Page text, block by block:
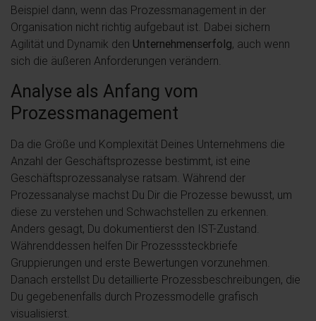
Beispiel dann, wenn das Prozessmanagement in der
Organisation nicht richtig aufgebaut ist. Dabei sichern
Agilität und Dynamik den Unternehmenserfolg, auch wenn
sich die äußeren Anforderungen verändern.
Analyse als Anfang vom
Prozessmanagement
Da die Größe und Komplexität Deines Unternehmens die
Anzahl der Geschäftsprozesse bestimmt, ist eine
Geschäftsprozessanalyse ratsam. Während der
Prozessanalyse machst Du Dir die Prozesse bewusst, um
diese zu verstehen und Schwachstellen zu erkennen.
Anders gesagt, Du dokumentierst den IST-Zustand.
Währenddessen helfen Dir Prozesssteckbriefe
Gruppierungen und erste Bewertungen vorzunehmen.
Danach erstellst Du detaillierte Prozessbeschreibungen, die
Du gegebenenfalls durch Prozessmodelle grafisch
visualisierst.